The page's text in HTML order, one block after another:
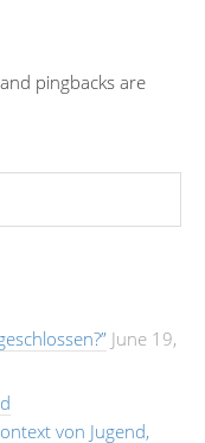
and pingbacks are
June 19,
von Jugend,